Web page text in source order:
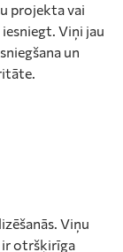
projekta vai
Viņi jau
un
Viņu
ir otršķirīga